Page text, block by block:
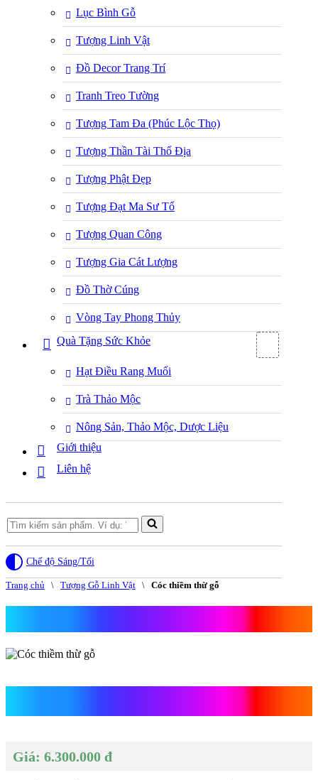
Lục Bình Gỗ
Tượng Linh Vật
Đồ Decor Trang Trí
Tranh Treo Tường
Tượng Tam Đa (Phúc Lộc Thọ)
Tượng Thần Tài Thổ Địa
Tượng Phật Đẹp
Tượng Đạt Ma Sư Tổ
Tượng Quan Công
Tượng Gia Cát Lượng
Đồ Thờ Cúng
Vòng Tay Phong Thủy
Quà Tặng Sức Khỏe
Hạt Điều Rang Muối
Trà Thảo Mộc
Nông Sản, Thảo Mộc, Dược Liệu
Giới thiệu
Liên hệ
Search
for...
Chế độ Sáng/Tối
Trang chủ \ Tượng Gỗ Linh Vật \ Cóc thiềm thừ gỗ
Giá: 6.300.000 đ